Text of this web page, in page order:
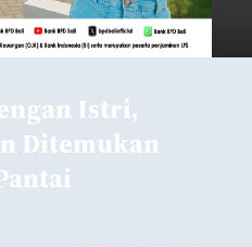
Istri,
Ditemukan